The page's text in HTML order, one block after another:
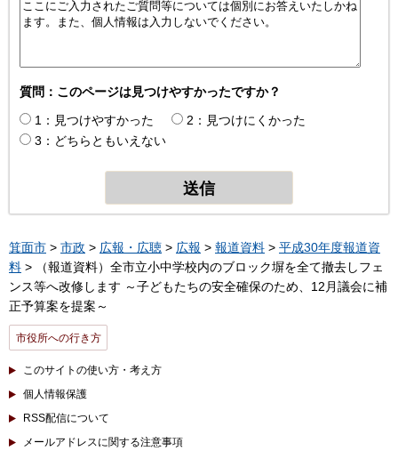
質問：このページは見つけやすかったですか？
1：見つけやすかった
2：見つけにくかった
3：どちらともいえない
箕面市 > 市政 > 広報・広聴 > 広報 > 報道資料 > 平成30年度報道資
料 > （報道資料）全市立小中学校内のブロック塀を全て撤去しフェ
ンス等へ改修します ～子どもたちの安全確保のため、12月議会に補
正予算案を提案～
市役所への行き方
このサイトの使い方・考え方
個人情報保護
RSS配信について
メールアドレスに関する注意事項